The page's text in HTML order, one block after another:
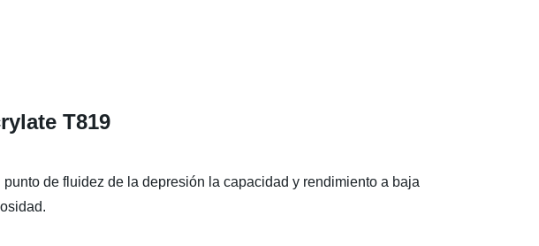
T819
de fluidez de la depresión la capacidad y rendimiento a baja